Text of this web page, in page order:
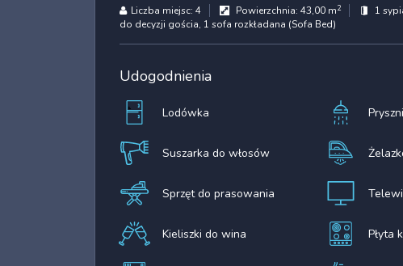
Liczba miejsc: 4 Powierzchnia: 43,00 m2 1
do decyzji gościa, 1 sofa rozkładana (Sofa Bed)
Udogodnienia
Lodówka
Suszarka do włosów
Sprzęt do prasowania
Kieliszki do wina Płyta